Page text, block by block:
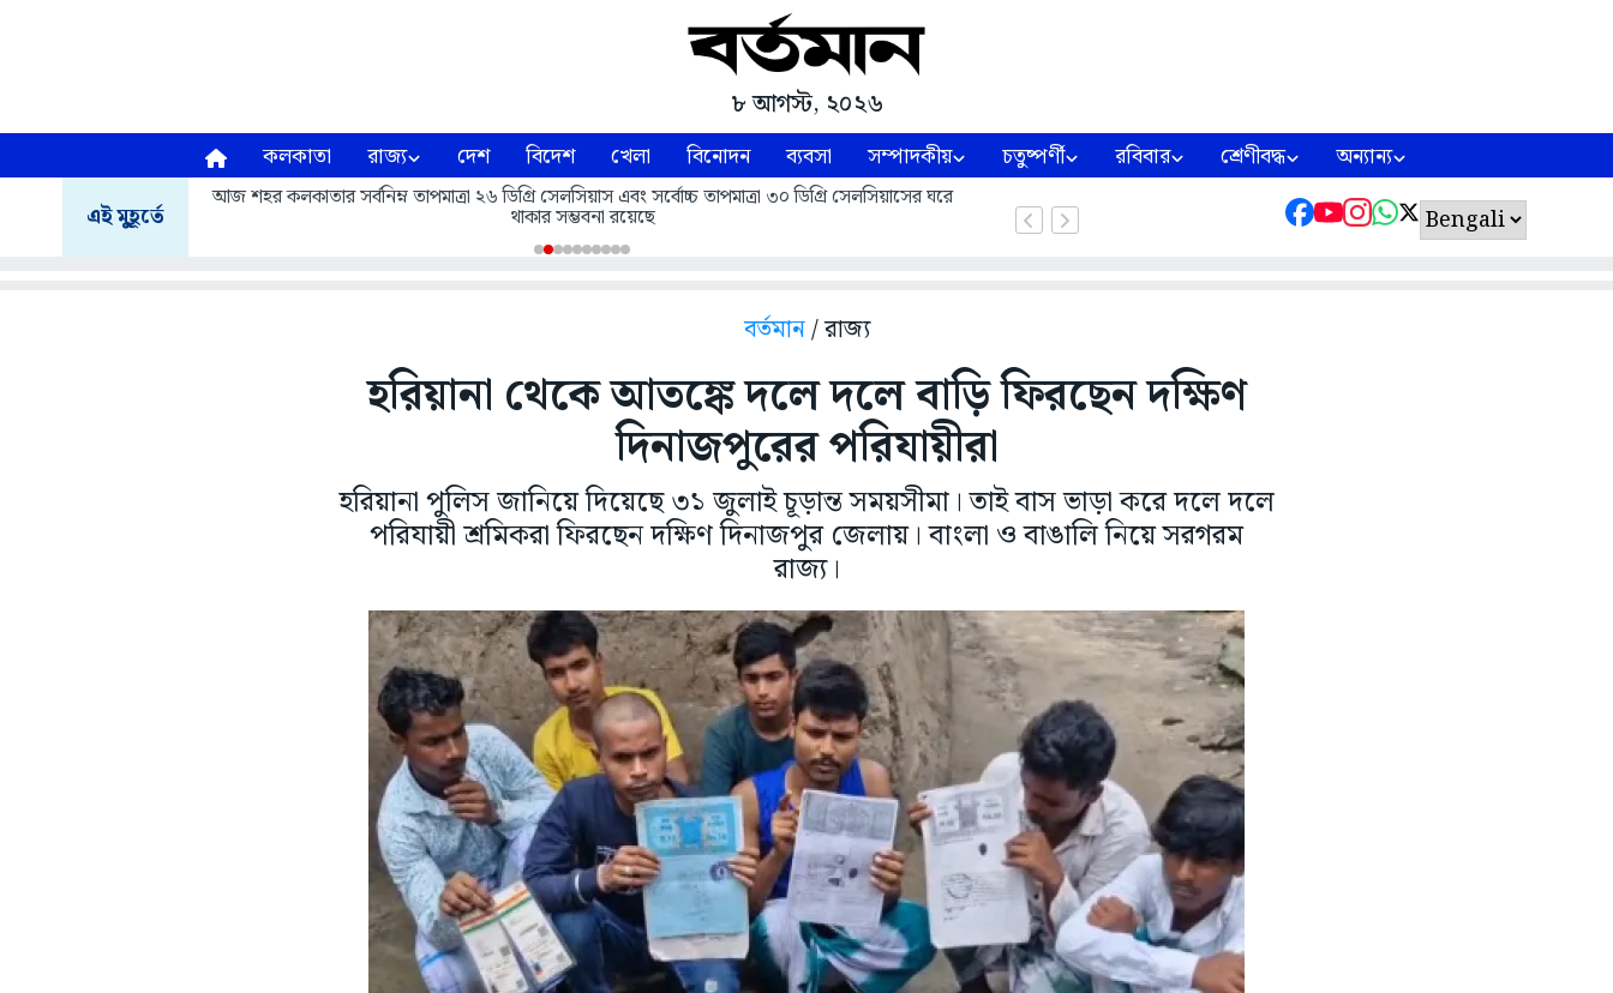
৮ আগস্ট, ২০২৬
কলকাতা রাজ্য দেশ বিদেশ খেলা বিনোদন ব্যবসা সম্পাদকীয় চতুষ্পর্ণী রবিবার শ্রেণীবদ্ধ অন্যান্য
এই মুহূর্তে
আজ শহর কলকাতার সর্বনিম্ন তাপমাত্রা ২৬ ডিগ্রি সেলসিয়াস এবং সর্বোচ্চ তাপমাত্রা ৩০ ডিগ্রি সেলসিয়াসের ঘরে
থাকার সম্ভবনা রয়েছে
বর্তমান/ রাজ্য
হরিয়ানা থেকে আতঙ্কে দলে দলে বাড়ি ফিরছেন দক্ষিণ
দিনাজপুরের পরিযায়ীরা
হরিয়ানা পুলিস জানিয়ে দিয়েছে ৩১ জুলাই চূড়ান্ত সময়সীমা। তাই বাস ভাড়া করে দলে দলে
পরিযায়ী শ্রমিকরা ফিরছেন দক্ষিণ দিনাজপুর জেলায়। বাংলা ও বাঙালি নিয়ে সরগরম
রাজ্য।